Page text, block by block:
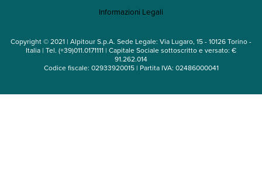
Informazioni Legali
Copyright © 2021 | Alpitour S.p.A. Sede Legale: Via Lugaro, 15 - 10126 Torino -
Italia | Tel. (+39)011.0171111 | Capitale Sociale sottoscritto e versato: €
91.262.014
Codice fiscale: 02933920015 | Partita IVA: 02486000041